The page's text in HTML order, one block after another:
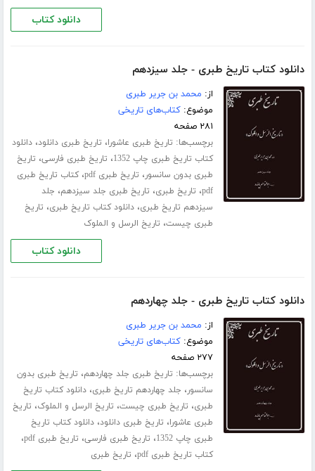
دانلود کتاب
دانلود کتاب تاریخ طبری - جلد سیزدهم
از: محمد بن جریر طبری
موضوع:کتاب‌های تاریخی
۲۸۱ صفحه
برچسب‌ها: تاریخ طبری عاشورا، تاریخ طبری دانلود،دانلود
کتاب تاریخ طبری چاپ 1352
، تاریخ طبری فارسی، تاریخ
طبری بدون سانسور، تاریخ طبری pdf ،کتاب تاریخ طبری
pdf، تاریخ طبری، تاریخ طبری جلد ‌سیزدهم، جلد
سیزدهم تاریخ طبری،دانلود کتاب تاریخ طبری، تاریخ
طبری چیست، تاریخ الرسل و الملوک
دانلود کتاب
دانلود کتاب تاریخ طبری - جلد چهاردهم
از: محمد بن جریر طبری
موضوع:کتاب‌های تاریخی
۲۷۷ صفحه
برچسب‌ها: تاریخ طبری جلد ‌چهاردهم، تاریخ طبری بدون
سانسور، جلد چهاردهم تاریخ طبری،دانلود کتاب تاریخ
طبری، تاریخ طبری چیست، تاریخ الرسل و الملوک، تاریخ
طبری عاشورا، تاریخ طبری دانلود،دانلود کتاب تاریخ
طبری چاپ 1352
، تاریخ طبری فارسی، تاریخ طبری pdf ،
کتاب تاریخ طبری pdf ، تاریخ طبری